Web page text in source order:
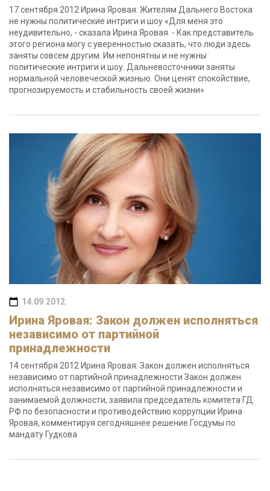
17 сентября 2012 Ирина Яровая: Жителям Дальнего Востока
не нужны политические интриги и шоу «Для меня это
неудивительно, - сказала Ирина Яровая. - Как представитель
этого региона могу с уверенностью сказать, что люди здесь
заняты совсем другим. Им непонятны и не нужны
политические интриги и шоу. Дальневосточники заняты
нормальной человеческой жизнью. Они ценят спокойствие,
прогнозируемость и стабильность своей жизни»
14.09.2012
Ирина Яровая: Закон должен исполняться
независимо от партийной
принадлежности
14 сентября 2012 Ирина Яровая: Закон должен исполняться
независимо от партийной принадлежности Закон должен
исполняться независимо от партийной принадлежности и
занимаемой должности, заявила председатель комитета ГД
РФ по безопасности и противодействию коррупции Ирина
Яровая, комментируя сегодняшнее решение Госдумы по
мандату Гудкова